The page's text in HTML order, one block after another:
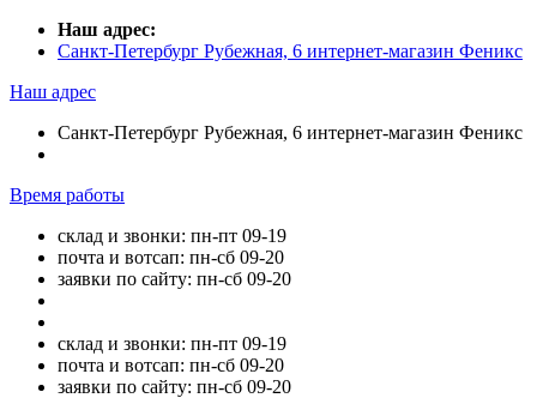
Наш адрес:
Санкт-Петербург Рубежная, 6 интернет-магазин Феникс
Наш адрес
Санкт-Петербург Рубежная, 6 интернет-магазин Феникс
Время работы
склад и звонки: пн-пт 09-19
почта и вотсап: пн-сб 09-20
заявки по сайту: пн-сб 09-20
склад и звонки: пн-пт 09-19
почта и вотсап: пн-сб 09-20
заявки по сайту: пн-сб 09-20